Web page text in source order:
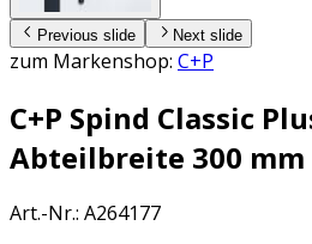
Previous slide Next slide
zum Markenshop: C+P
C+P Spind Classic
Abteilbreite 300 mm
Art.-Nr.: A264177